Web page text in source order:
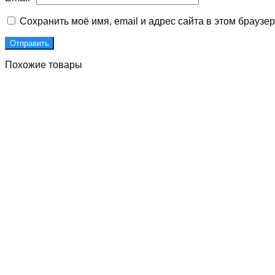
Сохранить моё имя, email и адрес сайта в этом
Похожие товары